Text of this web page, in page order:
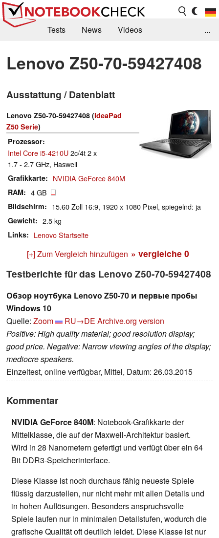
Tests News
Videos
Kaufberatung
Deals Suche
Jobs
Forum
...
Lenovo Z50-70-59427408
Ausstattung / Datenblatt
Lenovo Z50-70-59427408 (IdeaPad
Z50 Serie)
Prozessor
Intel Core i5-4210U2c/4t 2 x
1.7 - 2.7 GHz, Haswell
Grafikkarte NVIDIA GeForce 840M
RAM 4 GB
Bildschirm 15.60 Zoll 16:9, 1920 x 1080 Pixel, spiegelnd: ja
Gewicht 2.5 kg
Links Lenovo Startseite
[+] Zum Vergleich hinzufügen » vergleiche 0
Testberichte für das Lenovo Z50-70-59427408
Обзор ноутбука Lenovo Z50-70 и первые пробы
Windows 10
Quelle: Zoom RU→DE Archive.org version
Positive: High quality material; good resolution display;
good price. Negative: Narrow viewing angles of the display;
mediocre speakers.
Einzeltest, online verfügbar, Mittel, Datum: 26.03.2015
Kommentar
NVIDIA GeForce 840M: Notebook-Grafikkarte der
Mittelklasse, die auf der Maxwell-Architektur basiert.
Wird in 28 Nanometern gefertigt und verfügt über ein 64
Bit DDR3-Speicherinterface.
Diese Klasse ist noch durchaus fähig neueste Spiele
flüssig darzustellen, nur nicht mehr mit allen Details und
in hohen Auflösungen. Besonders anspruchsvolle
Spiele laufen nur in minimalen Detailstufen, wodurch die
grafische Qualität oft deutlich leidet. Diese Klasse ist nur